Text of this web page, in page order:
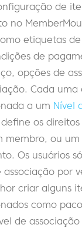
de
no
etiquetas
de
opções de
Cada uma
a um Nível
os direitos
membro, ou um
Os usuários
por
criar alguns
como
de